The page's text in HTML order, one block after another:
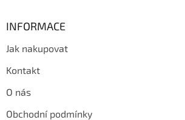
INFORMACE
Jak nakupovat
Kontakt
O nás
Obchodní podmínky